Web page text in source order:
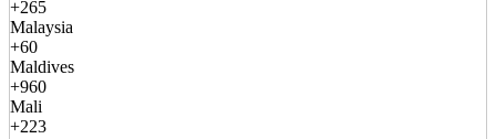
+265
Malaysia
+60
Maldives
+960
Mali
+223